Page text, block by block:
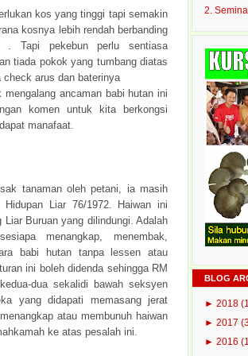
kos yang tinggi tapi semakin
kosnya lebih rendah berbanding
. Tapi pekebun perlu sentiasa
tiada pokok yang tumbang diatas
arus dan baterinya
ancaman babi hutan ini
komen untuk kita berkongsi
manafaat.
tanaman oleh petani, ia masih
Liar 76/1972. Haiwan ini
Buruan yang dilindungi. Adalah
menangkap, menembak,
babi hutan tanpa lessen atau
ini boleh didenda sehingga RM
dua sekalidi bawah seksyen
yang didapati memasang jerat
atau membunuh haiwan
ke atas pesalah ini.
2.
BLOG
► 2018
► 2017
► 2016